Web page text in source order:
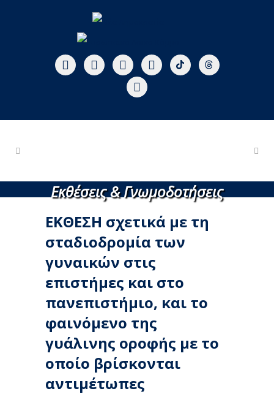
Εκθέσεις & Γνωμοδοτήσεις
ΕΚΘΕΣΗ σχετικά με τη
σταδιοδρομία των
γυναικών στις
επιστήμες και στο
πανεπιστήμιο, και το
φαινόμενο της
γυάλινης οροφής με το
οποίο βρίσκονται
αντιμέτωπες